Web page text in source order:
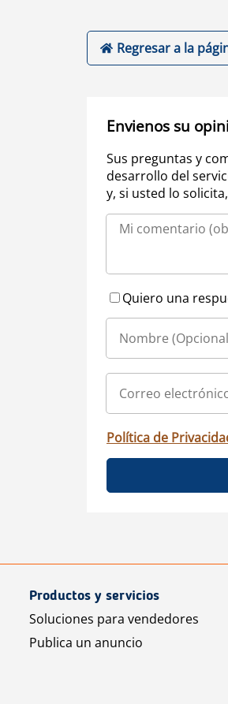
Regresar a la
Envienos su
Sus preguntas y
desarrollo del
y, si usted lo
Quiero una
Política de
Productos y servicios
Soluciones para vendedores
Publica un anuncio